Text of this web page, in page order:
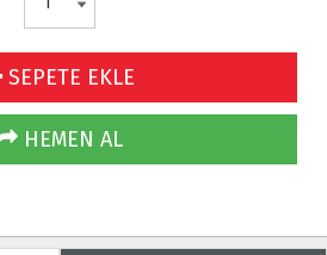
SEPETE EKLE
HEMEN AL